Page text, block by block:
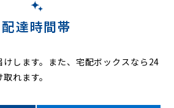
配達時間帯
します。また、宅配ボックスなら24
れます。